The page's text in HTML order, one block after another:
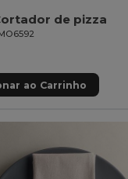
de pizza
ao Carrinho